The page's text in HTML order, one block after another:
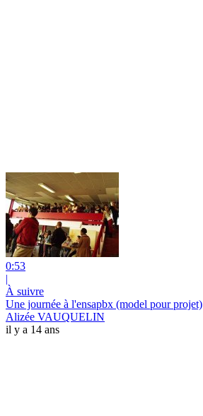
0:53
|
À suivre
Une journée à l'ensapbx (model pour projet)
Alizée VAUQUELIN
il y a 14 ans